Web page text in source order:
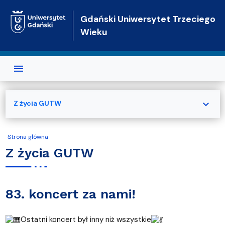
Gdański Uniwersytet Trzeciego
Wieku
Strona główna
Z życia GUTW
83. koncert za nami!
Ostatni koncert był inny niż wszystkie
Z życia GUTW expand_more